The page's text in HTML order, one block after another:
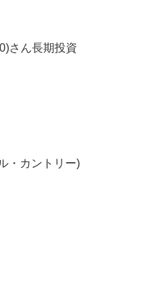
さん長期投資
・カントリー)